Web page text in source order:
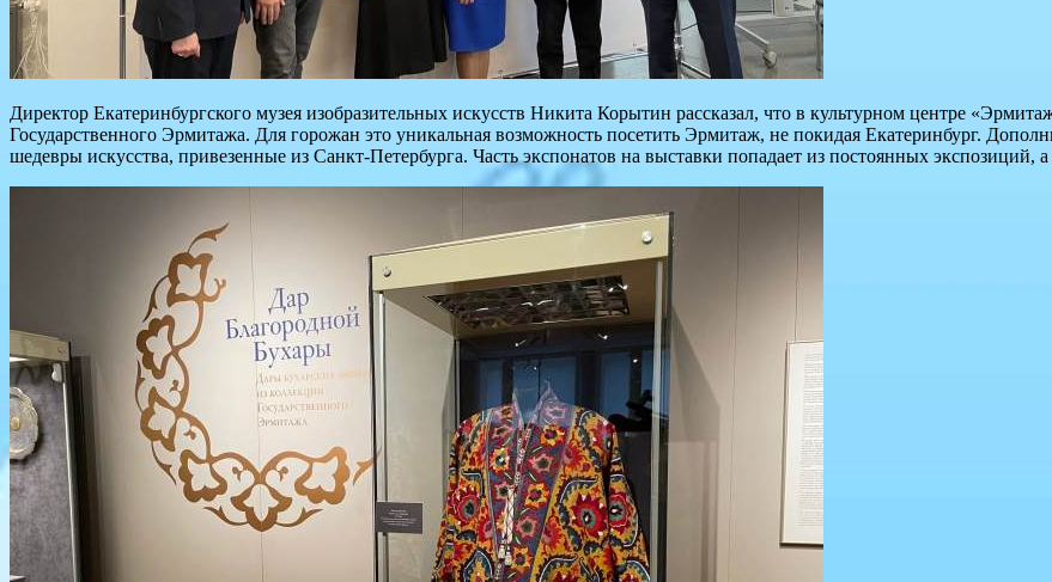
Директор Екатеринбургского музея изобразительных искусств Никита Корытин рассказал, что в культурном центре
Государственного Эрмитажа. Для горожан это уникальная возможность посетить Эрмитаж, не покидая Екатеринбург.
шедевры искусства, привезенные из Санкт-Петербурга. Часть экспонатов на выставки попадает из постоянных экспозиций,